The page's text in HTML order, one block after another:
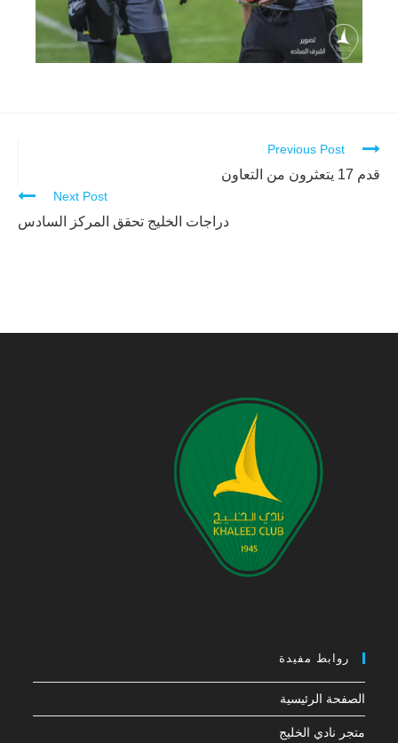
Continue
Reading
Previous Post
قدم 17 يتعثرون من التعاون
Next Post
دراجات الخليج تحقق المركز السادس
روابط مفيدة
الصفحة الرئيسية
متجر نادي الخليج